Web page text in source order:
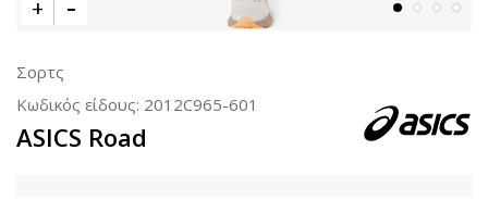
Σορτς
Κωδικός είδους: 2012C965-601
ASICS Road